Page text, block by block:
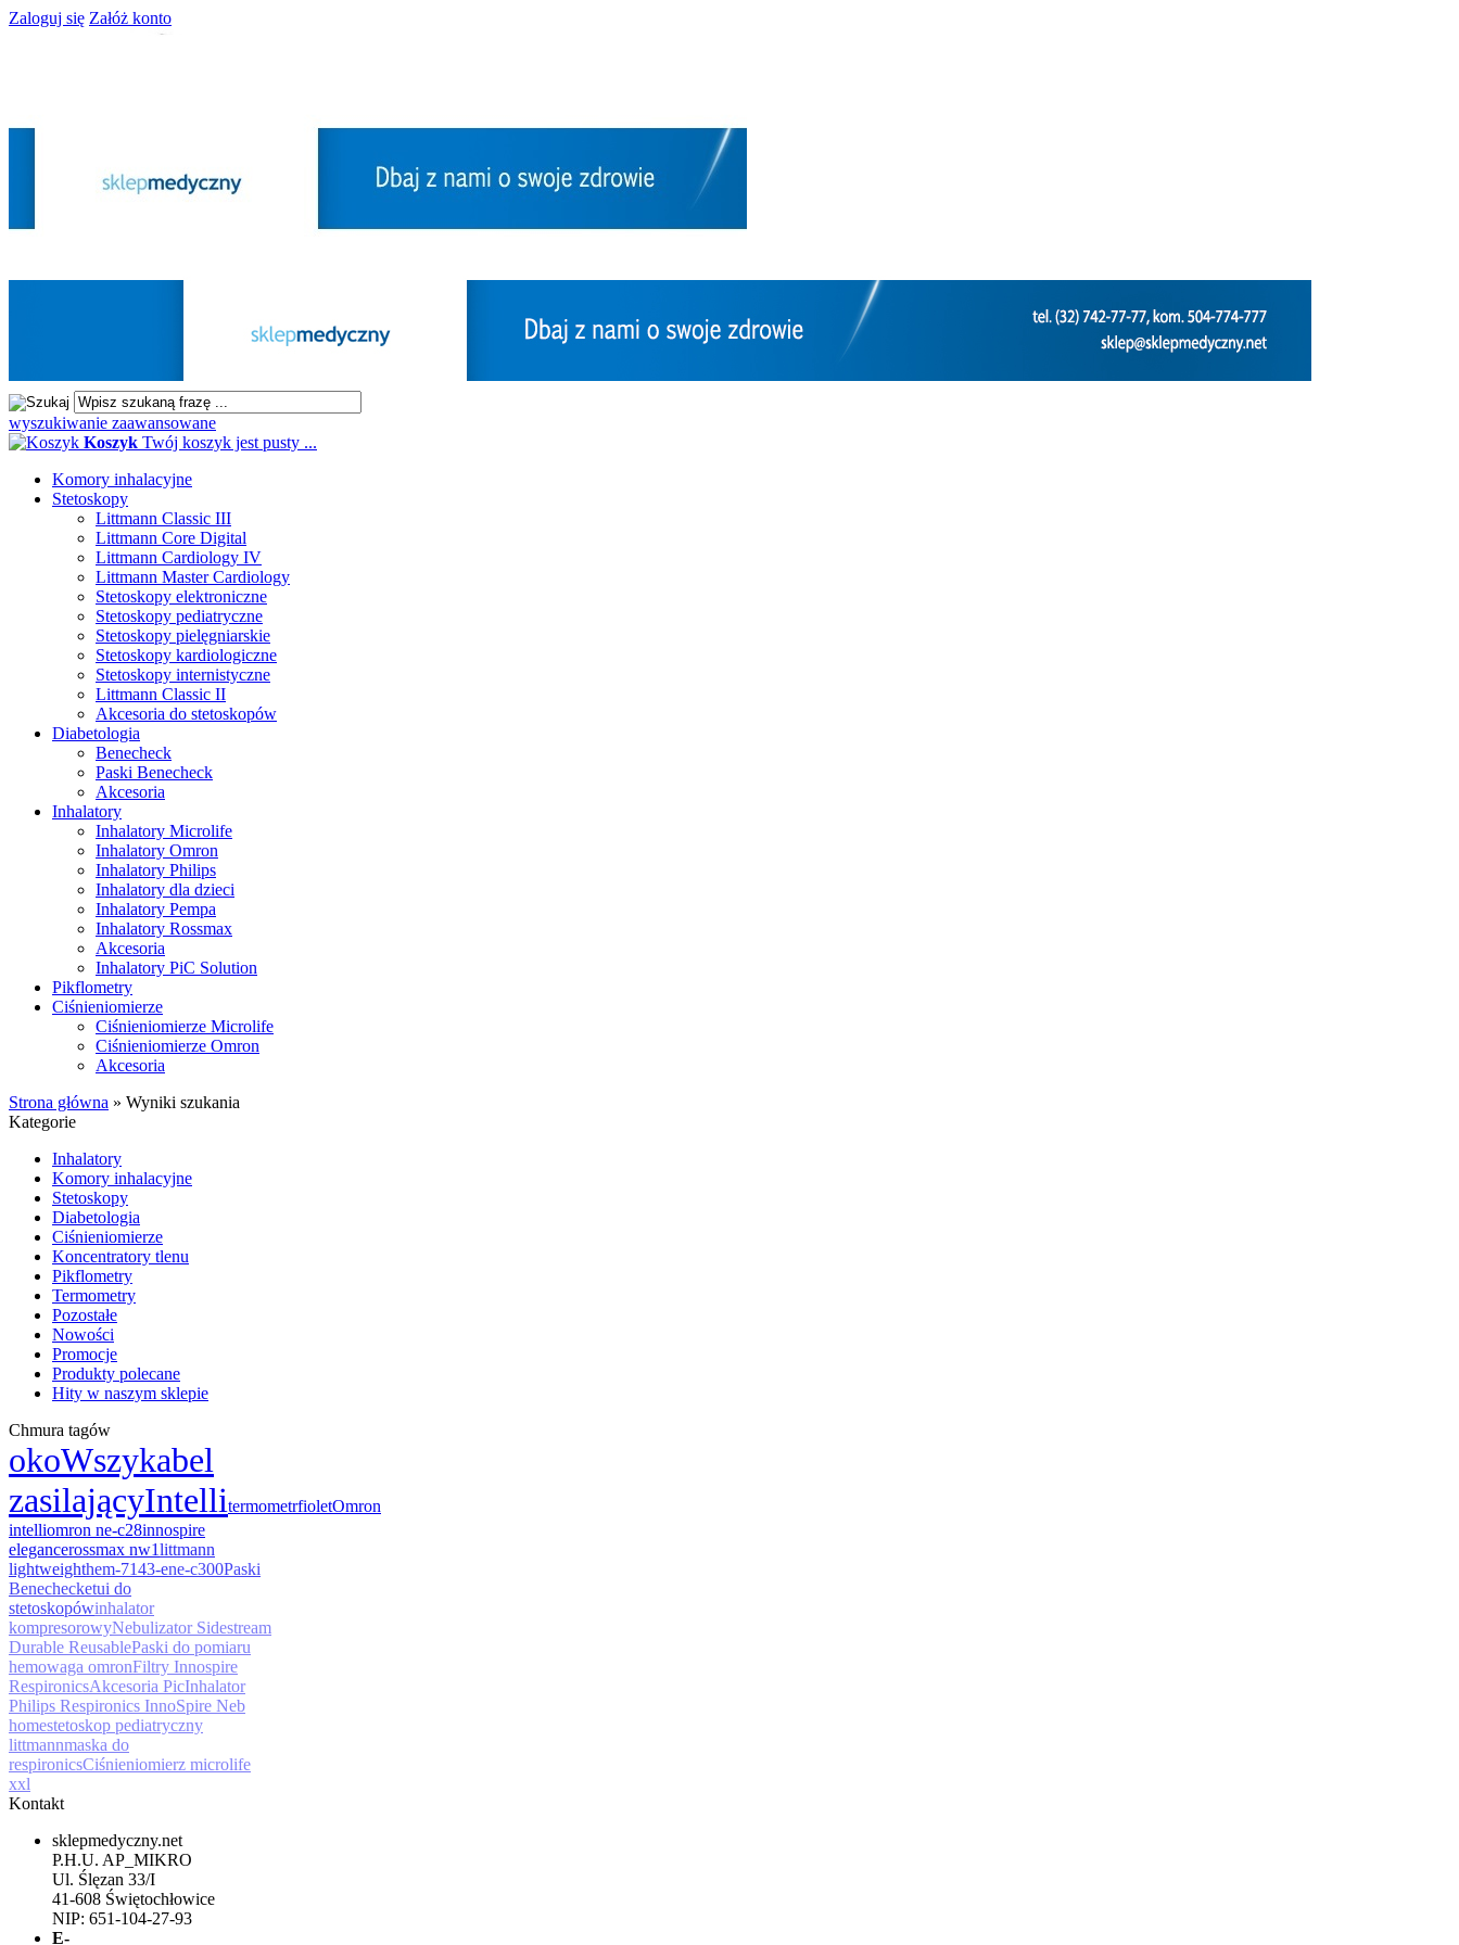
Zaloguj się Załóż konto
wyszukiwanie zaawansowane
Koszyk Twój koszyk jest pusty ...
Komory inhalacyjne
Stetoskopy
Littmann Classic III
Littmann Core Digital
Littmann Cardiology IV
Littmann Master Cardiology
Stetoskopy elektroniczne
Stetoskopy pediatryczne
Stetoskopy pielęgniarskie
Stetoskopy kardiologiczne
Stetoskopy internistyczne
Littmann Classic II
Akcesoria do stetoskopów
Diabetologia
Benecheck
Paski Benecheck
Akcesoria
Inhalatory
Inhalatory Microlife
Inhalatory Omron
Inhalatory Philips
Inhalatory dla dzieci
Inhalatory Pempa
Inhalatory Rossmax
Akcesoria
Inhalatory PiC Solution
Pikflometry
Ciśnieniomierze
Ciśnieniomierze Microlife
Ciśnieniomierze Omron
Akcesoria
Strona główna » Wyniki szukania
Kategorie
Inhalatory
Komory inhalacyjne
Stetoskopy
Diabetologia
Ciśnieniomierze
Koncentratory tlenu
Pikflometry
Termometry
Pozostałe
Nowości
Promocje
Produkty polecane
Hity w naszym sklepie
Chmura tagów
okoWszykabel
zasilającyIntellitermometrfioletOmron
intelliomron ne-c28innospire
elegancerossmax nw1littmann
lightweighthem-7143-ene-c300Paski
Benechecketui do
stetoskopówinhalator
kompresorowyNebulizator Sidestream
Durable ReusablePaski do pomiaru
hemowaga omronFiltry Innospire
RespironicsAkcesoria PicInhalator
Philips Respironics InnoSpire Neb
homestetoskop pediatryczny
littmannmaska do
respironicsCiśnieniomierz microlife
xxl
Kontakt
sklepmedyczny.net
P.H.U. AP_MIKRO
Ul. Ślęzan 33/I
41-608 Świętochłowice
NIP: 651-104-27-93
E-